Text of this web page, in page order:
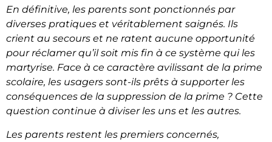
En définitive, les parents sont ponctionnés par
diverses pratiques et véritablement saignés. Ils
crient au secours et ne ratent aucune opportunité
pour réclamer qu’il soit mis fin à ce système qui les
martyrise. Face à ce caractère avilissant de la prime
scolaire, les usagers sont-ils prêts à supporter les
conséquences de la suppression de la prime ? Cette
question continue à diviser les uns et les autres.
Les parents restent les premiers concernés,